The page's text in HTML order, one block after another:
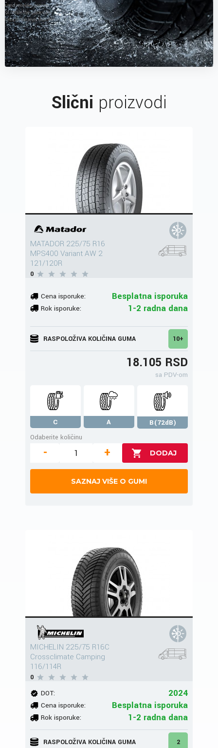
Slični proizvodi
MATADOR 225/75 R16
MPS400 Variant AW 2
121/120R
0
Cena isporuke: Besplatna isporuka
Rok isporuke: 1-2 radna dana
RASPOLOŽIVA KOLIČINA GUMA 10+
18.105 RSD
sa PDV-om
C A
B(72dB)
Odaberite količinu
- +
SAZNAJ VIŠE O GUMI
MICHELIN 225/75 R16C
Crossclimate Camping
116/114R
0
DOT: 2024
Cena isporuke: Besplatna isporuka
Rok isporuke: 1-2 radna dana
RASPOLOŽIVA KOLIČINA GUMA 2